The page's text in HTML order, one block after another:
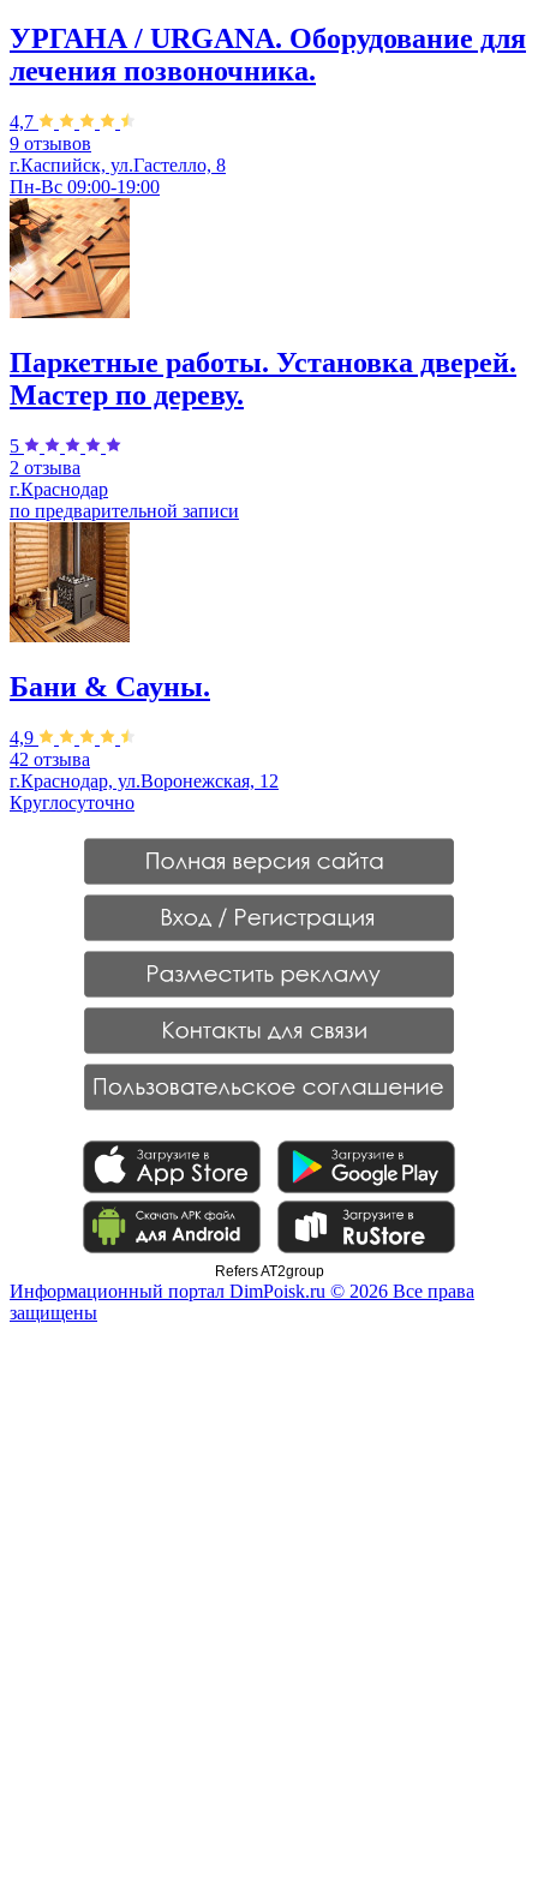
УРГАНА / URGANA. Оборудование для
лечения позвоночника.
4,7
9 отзывов
г.Каспийск, ул.Гастелло, 8
Пн-Вс 09:00-19:00
Паркетные работы. Установка дверей.
Мастер по дереву.
5
2 отзыва
г.Краснодар
по предварительной записи
Бани & Сауны.
4,9
42 отзыва
г.Краснодар, ул.Воронежская, 12
Круглосуточно
Refers AT2group
Информационный портал DimPoisk.ru © 2026 Все права
защищены